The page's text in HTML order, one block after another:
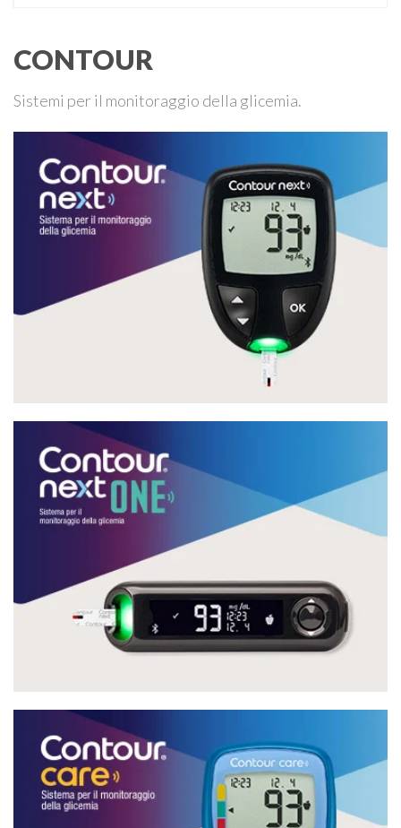
CONTOUR
Sistemi per il monitoraggio della glicemia.